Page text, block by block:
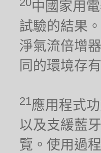
中國家用
試驗的結果
淨氣流倍增
同的環境存
21應用程式
以及支緩藍
覽。使用過